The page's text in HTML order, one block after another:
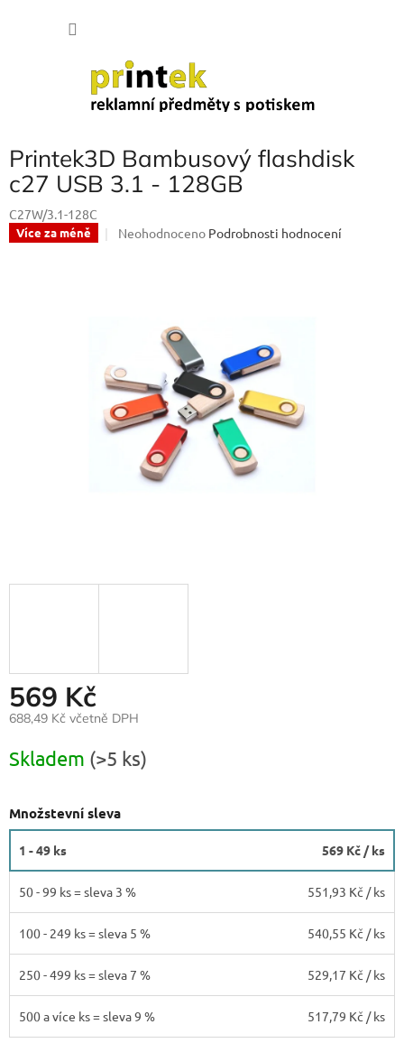
Printek3D Bambusový flashdisk
c27 USB 3.1 - 128GB
C27W/3.1-128C
Více za méně
Průměrné
hvězdiček.
Neohodnoceno Podrobnosti hodnocení
569 Kč
688,49 Kč včetně DPH
cena:
Skladem (>5 ks)
Množstevní sleva
1 - 49 ks 569 Kč / ks
50 - 99 ks = sleva 3 % 551,93 Kč / ks
100 - 249 ks = sleva 5 % 540,55 Kč / ks
250 - 499 ks = sleva 7 % 529,17 Kč / ks
500 a více ks = sleva 9 % 517,79 Kč / ks